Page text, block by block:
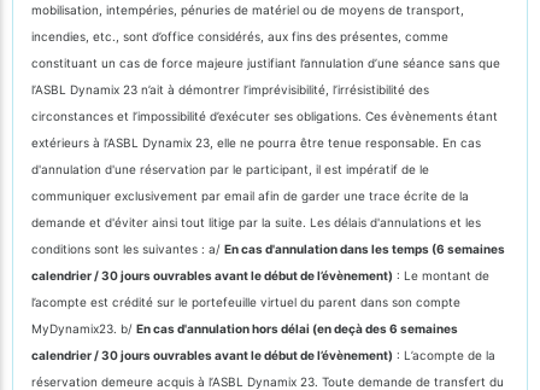
mobilisation, intempéries, pénuries de matériel ou de moyens de transport,
incendies, etc., sont d’office considérés, aux fins des présentes, comme
constituant un cas de force majeure justifiant l’annulation d’une séance sans que
l’ASBL Dynamix 23 n’ait à démontrer l’imprévisibilité, l’irrésistibilité des
circonstances et l’impossibilité d’exécuter ses obligations. Ces évènements étant
extérieurs à l’ASBL Dynamix 23, elle ne pourra être tenue responsable. En cas
d'annulation d'une réservation par le participant, il est impératif de le
communiquer exclusivement par email afin de garder une trace écrite de la
demande et d'éviter ainsi tout litige par la suite. Les délais d'annulations et les
conditions sont les suivantes : a/ En cas d'annulation dans les temps (6 semaines
calendrier / 30 jours ouvrables avant le début de l’évènement) : Le montant de
l’acompte est crédité sur le portefeuille virtuel du parent dans son compte
MyDynamix23. b/ En cas d'annulation hors délai (en deçà des 6 semaines
calendrier / 30 jours ouvrables avant le début de l’évènement) : L’acompte de la
réservation demeure acquis à l’ASBL Dynamix 23. Toute demande de transfert du